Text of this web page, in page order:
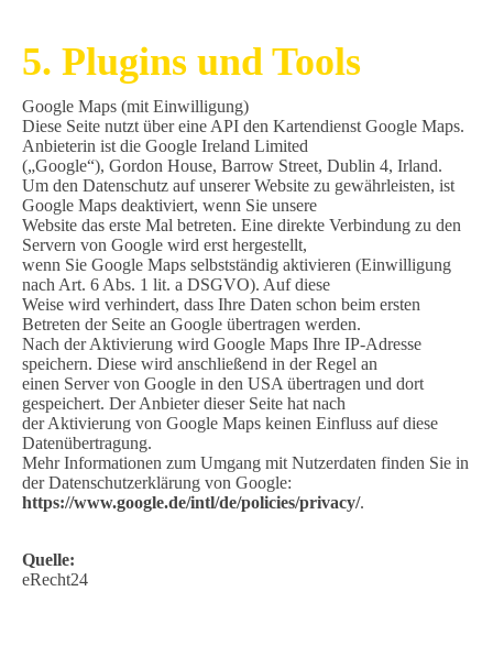
5. Plugins und Tools
Google Maps (mit Einwilligung)
Diese Seite nutzt über eine API den Kartendienst Google Maps.
Anbieterin ist die Google Ireland Limited
(„Google“), Gordon House, Barrow Street, Dublin 4, Irland.
Um den Datenschutz auf unserer Website zu gewährleisten, ist
Google Maps deaktiviert, wenn Sie unsere
Website das erste Mal betreten. Eine direkte Verbindung zu den
Servern von Google wird erst hergestellt,
wenn Sie Google Maps selbstständig aktivieren (Einwilligung
nach Art. 6 Abs. 1 lit. a DSGVO). Auf diese
Weise wird verhindert, dass Ihre Daten schon beim ersten
Betreten der Seite an Google übertragen werden.
Nach der Aktivierung wird Google Maps Ihre IP-Adresse
speichern. Diese wird anschließend in der Regel an
einen Server von Google in den USA übertragen und dort
gespeichert. Der Anbieter dieser Seite hat nach
der Aktivierung von Google Maps keinen Einfluss auf diese
Datenübertragung.
Mehr Informationen zum Umgang mit Nutzerdaten finden Sie in
der Datenschutzerklärung von Google:
https://www.google.de/intl/de/policies/privacy/.
Quelle:
eRecht24